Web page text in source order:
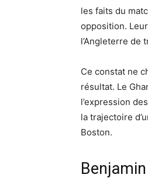
les faits du
opposition.
l’Angleterre de
Ce constat ne
résultat. Le
l’expression
la trajectoire
Boston.